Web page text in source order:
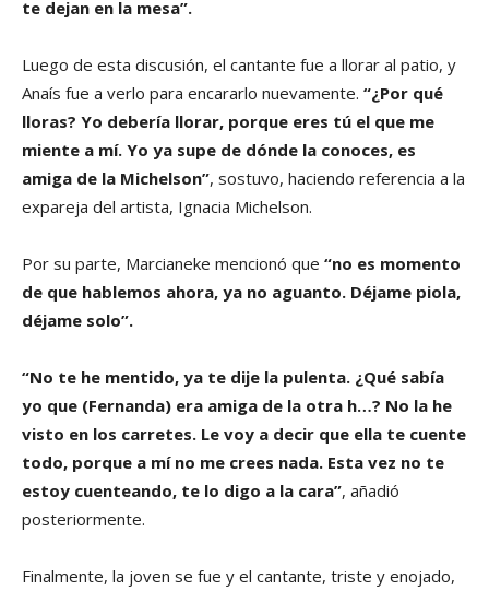
te dejan en la mesa”.
Luego de esta discusión, el cantante fue a llorar al patio, y
Anaís fue a verlo para encararlo nuevamente. “¿Por qué
lloras? Yo debería llorar, porque eres tú el que me
miente a mí. Yo ya supe de dónde la conoces, es
amiga de la Michelson”, sostuvo, haciendo referencia a la
expareja del artista, Ignacia Michelson.
Por su parte, Marcianeke mencionó que “no es momento
de que hablemos ahora, ya no aguanto. Déjame piola,
déjame solo”.
“No te he mentido, ya te dije la pulenta. ¿Qué sabía
yo que (Fernanda) era amiga de la otra h…? No la he
visto en los carretes. Le voy a decir que ella te cuente
todo, porque a mí no me crees nada. Esta vez no te
estoy cuenteando, te lo digo a la cara”, añadió
posteriormente.
Finalmente, la joven se fue y el cantante, triste y enojado,